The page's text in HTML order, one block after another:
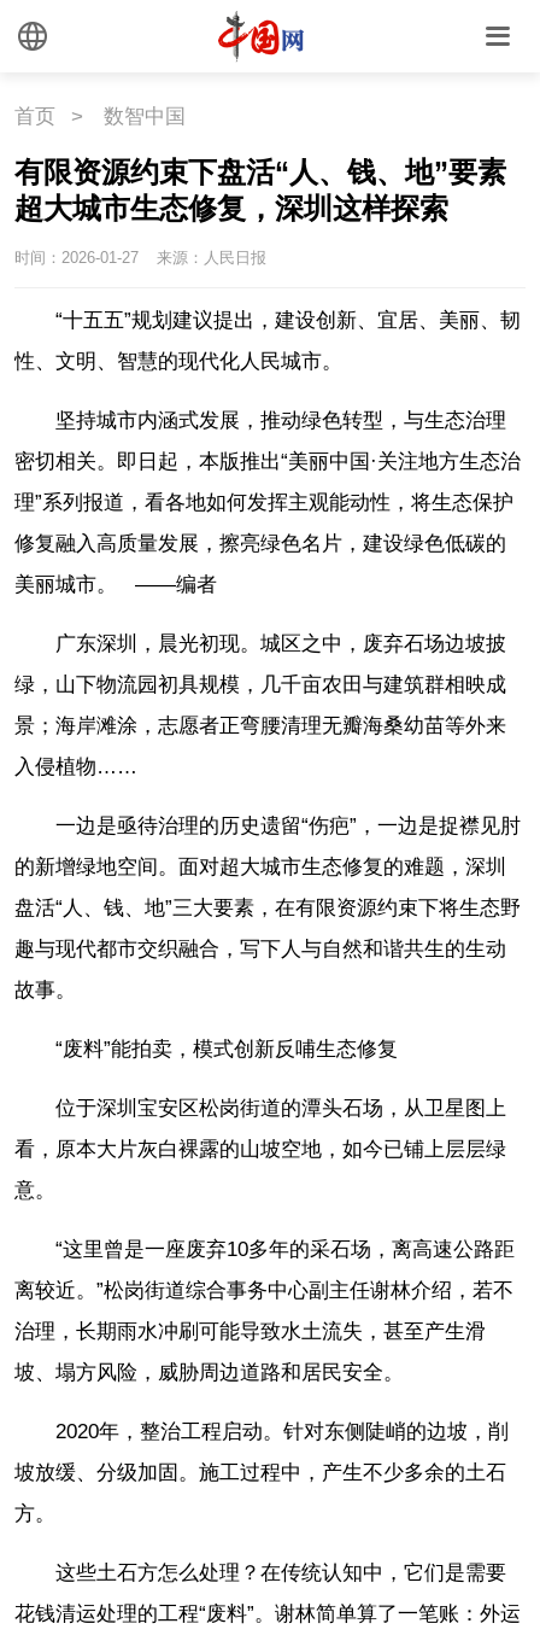
首页 > 数智中国
有限资源约束下盘活“人、钱、地”要素
超大城市生态修复，深圳这样探索
时间：2026-01-27 来源：人民日报
“十五五”规划建议提出，建设创新、宜居、美丽、韧
性、文明、智慧的现代化人民城市。
坚持城市内涵式发展，推动绿色转型，与生态治理
密切相关。即日起，本版推出“美丽中国·关注地方生态治
理”系列报道，看各地如何发挥主观能动性，将生态保护
修复融入高质量发展，擦亮绿色名片，建设绿色低碳的
美丽城市。 ——编者
广东深圳，晨光初现。城区之中，废弃石场边坡披
绿，山下物流园初具规模，几千亩农田与建筑群相映成
景；海岸滩涂，志愿者正弯腰清理无瓣海桑幼苗等外来
入侵植物……
一边是亟待治理的历史遗留“伤疤”，一边是捉襟见肘
的新增绿地空间。面对超大城市生态修复的难题，深圳
盘活“人、钱、地”三大要素，在有限资源约束下将生态野
趣与现代都市交织融合，写下人与自然和谐共生的生动
故事。
“废料”能拍卖，模式创新反哺生态修复
位于深圳宝安区松岗街道的潭头石场，从卫星图上
看，原本大片灰白裸露的山坡空地，如今已铺上层层绿
意。
“这里曾是一座废弃10多年的采石场，离高速公路距
离较近。”松岗街道综合事务中心副主任谢林介绍，若不
治理，长期雨水冲刷可能导致水土流失，甚至产生滑
坡、塌方风险，威胁周边道路和居民安全。
2020年，整治工程启动。针对东侧陡峭的边坡，削
坡放缓、分级加固。施工过程中，产生不少多余的土石
方。
这些土石方怎么处理？在传统认知中，它们是需要
花钱清运处理的工程“废料”。谢林简单算了一笔账：外运